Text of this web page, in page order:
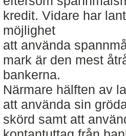
kredit. Vidare har
möjlighet
att använda
mark är den mest
bankerna.
Närmare hälften av
att använda sin
skörd samt att